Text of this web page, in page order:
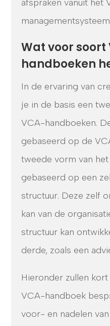
afspraken vanuit het
Wat voor soort
handboeken
In de ervaring van
je in de basis een
VCA-handboeken.
gebaseerd op de
tweede vorm van
gebaseerd op een
structuur. Deze zelf
kan van de
structuur kan
derde, zoals een
Hieronder zullen
VCA-handboek
voor- en nadelen